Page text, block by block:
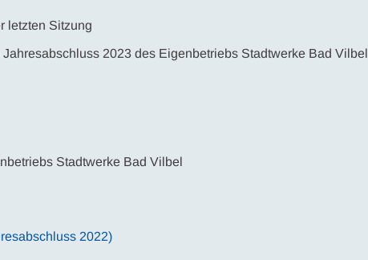
letzten Sitzung
2023 des Eigenbetriebs Stadtwerke Bad Vilbel
Stadtwerke Bad Vilbel
2022)